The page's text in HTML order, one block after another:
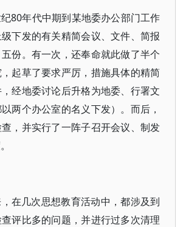
80年代中期到某地委办公部门工作
下发的有关精简会议、文件、简报
份。有一次，还奉命就此做了半个
起草了要求严厉，措施具体的精简
经地委讨论后升格为地委、行署文
两个办公室的名义下发）。而后，
，并实行了一阵子召开会议、制发
在几次思想教育活动中，都涉及到
评比多的问题，并进行过多次清理